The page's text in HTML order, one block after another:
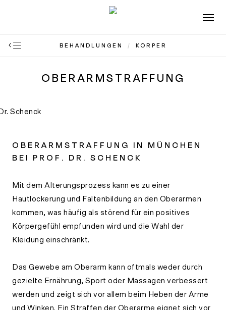
content
BEHANDLUNGEN / KÖRPER
OBERARMSTRAFFUNG
OBERARMSTRAFFUNG IN MÜNCHEN
BEI PROF. DR. SCHENCK
Mit dem Alterungsprozess kann es zu einer
Hautlockerung und Faltenbildung an den Oberarmen
kommen, was häufig als störend für ein positives
Körpergefühl empfunden wird und die Wahl der
Kleidung einschränkt.
Das Gewebe am Oberarm kann oftmals weder durch
gezielte Ernährung, Sport oder Massagen verbessert
werden und zeigt sich vor allem beim Heben der Arme
und Winken. Ein Straffen der Oberarme eignet sich vor